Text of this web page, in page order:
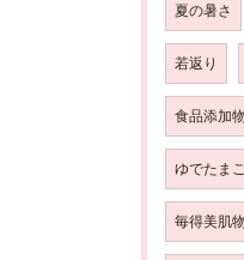
夏の暑さ
若返り
食品添加物
ゆでたま
毎得美肌